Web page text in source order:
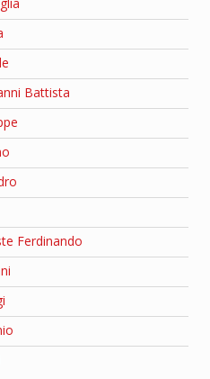
Battista
Ferdinando